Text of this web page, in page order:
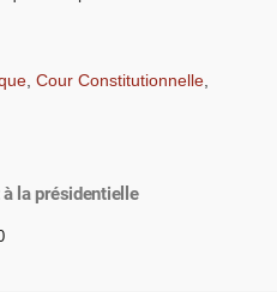
Cour Constitutionnelle
la présidentielle